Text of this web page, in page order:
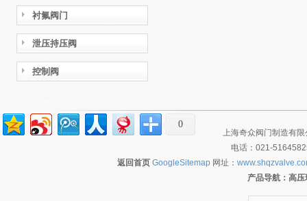
衬氟阀门
泄压持压阀
控制阀
0
上海奇众阀门制造有
电话：021-
返回首页 GoogleSitemap 网址：
产品导航： 高压